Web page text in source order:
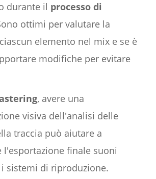
durante il processo di
ottimi per valutare la
elemento nel mix e se è
modifiche per evitare
, avere una
visiva dell'analisi delle
traccia può aiutare a
l'esportazione finale suoni
sistemi di riproduzione.